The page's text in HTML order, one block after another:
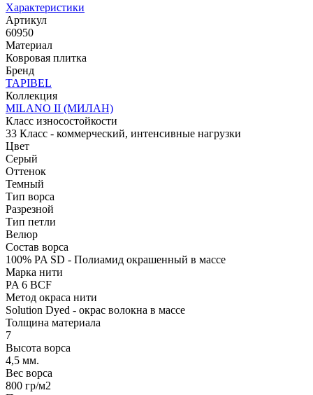
Характеристики
Артикул
60950
Материал
Ковровая плитка
Бренд
TAPIBEL
Коллекция
MILANO II (МИЛАН)
Класс износостойкости
33 Класс - коммерческий, интенсивные нагрузки
Цвет
Серый
Оттенок
Темный
Тип ворса
Разрезной
Тип петли
Велюр
Состав ворса
100% PA SD - Полиамид окрашенный в массе
Марка нити
PA 6 BCF
Метод окраса нити
Solution Dyed - окрас волокна в массе
Толщина материала
7
Высота ворса
4,5 мм.
Вес ворса
800 гр/м2